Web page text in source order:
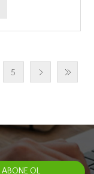
5